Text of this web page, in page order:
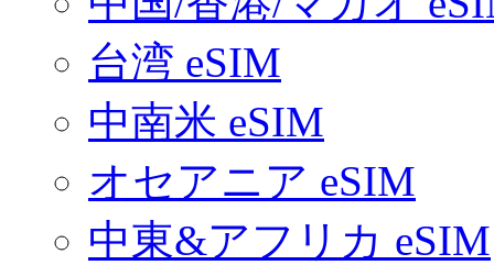
台湾 eSIM
中南米 eSIM
オセアニア eSIM
中東&アフリカ eSIM